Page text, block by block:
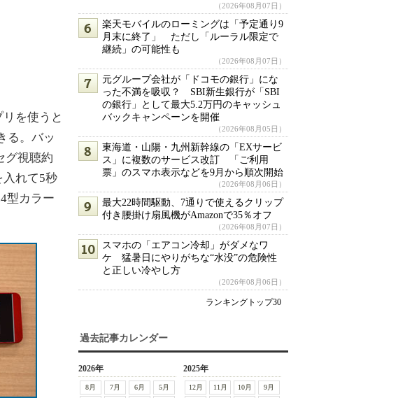
を使うと
る。バッ
グ視聴約
入れて5秒
型カラー
（2026年08月07日）
楽天モバイルのローミングは「予定通り9
月末に終了」 ただし「ルーラル限定で
継続」の可能性も
（2026年08月07日）
元グループ会社が「ドコモの銀行」にな
った不満を吸収？ SBI新生銀行が「SBI
の銀行」として最大5.2万円のキャッシュ
バックキャンペーンを開催
（2026年08月05日）
東海道・山陽・九州新幹線の「EXサービ
ス」に複数のサービス改訂 「ご利用
票」のスマホ表示などを9月から順次開始
（2026年08月06日）
最大22時間駆動、7通りで使えるクリップ
付き腰掛け扇風機がAmazonで35％オフ
（2026年08月07日）
スマホの「エアコン冷却」がダメなワ
ケ 猛暑日にやりがちな“水没”の危険性
と正しい冷やし方
（2026年08月06日）
ランキングトップ30
過去記事カレンダー
2026年
8月 7月 6月
5月
2025年
12月 11月 10月
9月